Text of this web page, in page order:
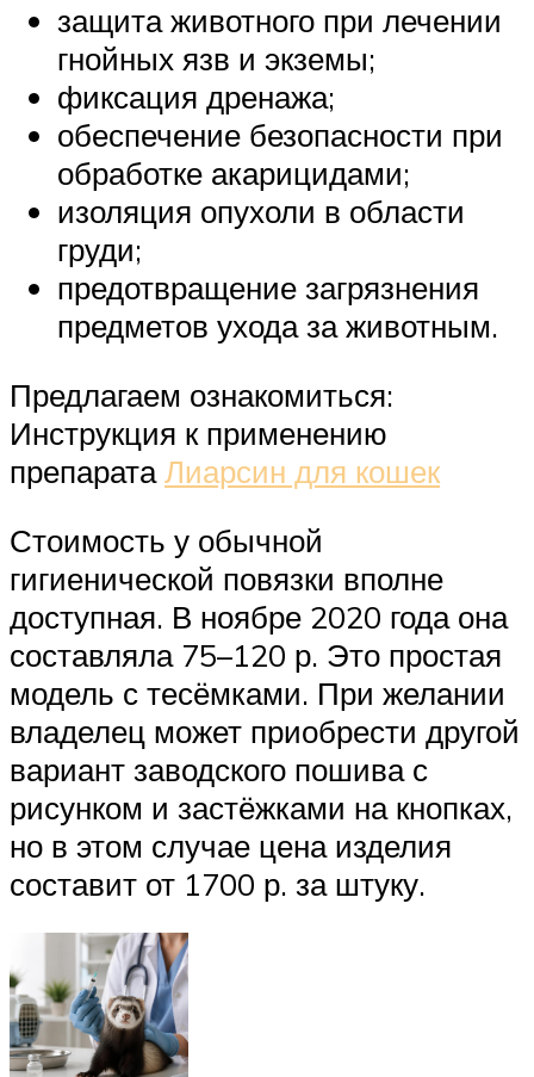
защита животного при лечении
гнойных язв и экземы;
фиксация дренажа;
обеспечение безопасности при
обработке акарицидами;
изоляция опухоли в области
груди;
предотвращение загрязнения
предметов ухода за животным.
Предлагаем ознакомиться:
Инструкция к применению
препаратаЛиарсин для кошек
Стоимость у обычной
гигиенической повязки вполне
доступная. В ноябре 2020 года она
составляла 75–120 р. Это простая
модель с тесёмками. При желании
владелец может приобрести другой
вариант заводского пошива с
рисунком и застёжками на кнопках,
но в этом случае цена изделия
составит от 1700 р. за штуку.